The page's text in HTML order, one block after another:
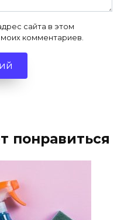
сайта в этом
комментариев.
понравиться